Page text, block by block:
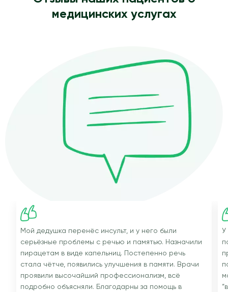
медицинских услугах
Мой дедушка перенёс инсульт, и у него были
серьёзные проблемы с речью и памятью. Назначили
пирацетам в виде капельниц. Постепенно речь
стала чётче, появились улучшения в памяти. Врачи
проявили высочайший профессионализм, всё
подробно объясняли. Благодарны за помощь в
У